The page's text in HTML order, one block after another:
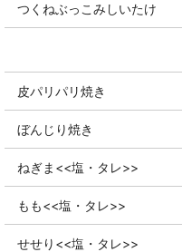
つくねぶっこみしいたけ
皮パリパリ焼き
ぼんじり焼き
ねぎま<<塩・タレ>>
もも<<塩・タレ>>
せせり<<塩・タレ>>